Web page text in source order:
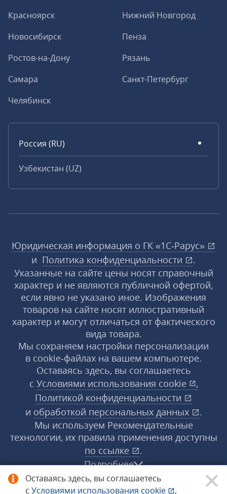
Оставаясь здесь, вы соглашаетесь
с Условиями использования cookie ,
Красноярск
Нижний Новгород
Новосибирск
Пенза
Ростов-на-Дону
Рязань
Самара
Санкт-Петербург
Челябинск
Россия (RU)
Узбекистан (UZ)
Юридическая информация о ГК «1С‑Рарус»
и Политика конфиденциальности
.
Указанные на сайте цены носят справочный
характер и не являются публичной офертой,
если явно не указано иное. Изображения
товаров на сайте носят иллюстративный
характер и могут отличаться от фактического
вида товара.
Мы сохраняем настройки персонализации
в cookie‑файлах на вашем компьютере.
Оставаясь здесь, вы соглашаетесь
с Условиями использования cookie
,
Политикой конфиденциальности
и обработкой персональных данных
.
Мы используем Рекомендательные
технологии, их правила применения доступны
по ссылке
.
Подробнее